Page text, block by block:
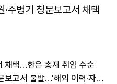
주병기 청문보고서 채택
채택…한은 총재 취임 수순
신현송 한은 총재 후보자 청문보고서 불발…'해외 이력·자료 미제출' 공방